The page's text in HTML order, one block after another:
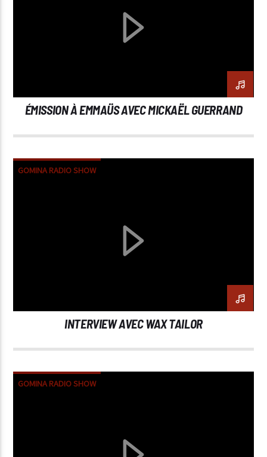
ÉMISSION À EMMAÜS AVEC MICKAËL GUERRAND
GOMINA RADIO SHOW
INTERVIEW AVEC WAX TAILOR
GOMINA RADIO SHOW